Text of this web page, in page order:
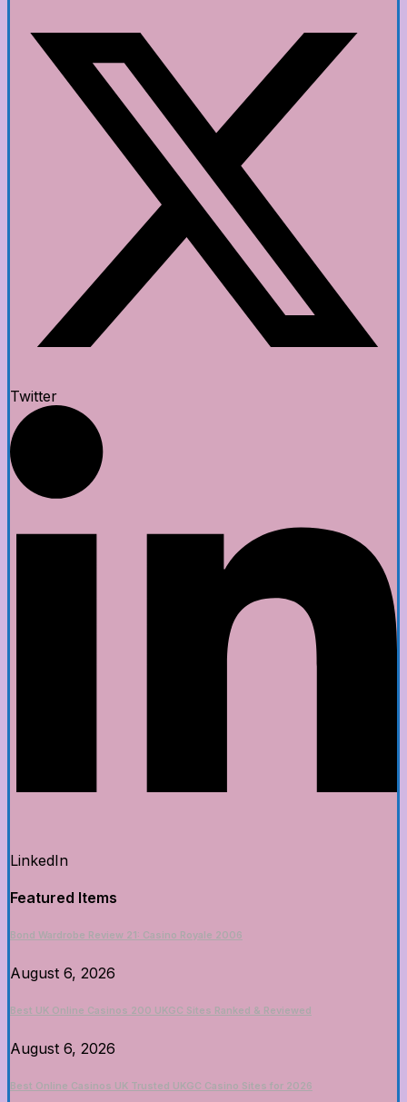
Twitter
LinkedIn
Featured Items
Bond Wardrobe Review 21: Casino Royale 2006
August 6, 2026
Best UK Online Casinos 200 UKGC Sites Ranked & Reviewed
August 6, 2026
Best Online Casinos UK Trusted UKGC Casino Sites for 2026